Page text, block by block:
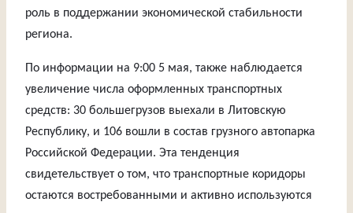
роль в поддержании экономической стабильности
региона.
По информации на 9:00 5 мая, также наблюдается
увеличение числа оформленных транспортных
средств: 30 большегрузов выехали в Литовскую
Республику, и 106 вошли в состав грузного автопарка
Российской Федерации. Эта тенденция
свидетельствует о том, что транспортные коридоры
остаются востребованными и активно используются